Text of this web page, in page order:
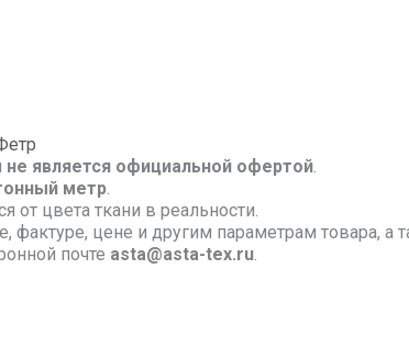
не является официальной офертой.
метр.
от цвета ткани в реальности.
фактуре, цене и другим параметрам товара,
почте asta@asta-tex.ru.